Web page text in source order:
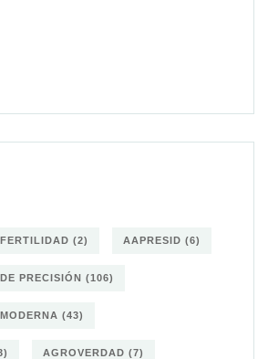
(2) AAPRESID (6)
PRECISIÓN (106)
(43)
AGROVERDAD (7)